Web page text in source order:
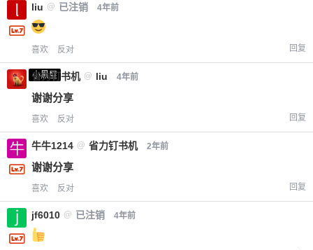
liu @ 已注销 4年前
喜欢 反对 回复
小黑屋
省力钉书机 @ liu 4年前
谢谢分享
喜欢 反对 回复
牛牛1214 @ 省力钉书机 2年前
谢谢分享
喜欢 反对 回复
jf6010 @ 已注销 4年前